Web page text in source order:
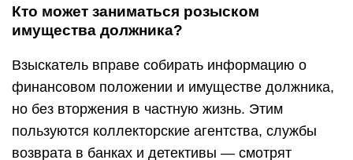
Кто может заниматься розыском
имущества должника?
Взыскатель вправе собирать информацию о
финансовом положении и имуществе должника,
но без вторжения в частную жизнь. Этим
пользуются коллекторские агентства, службы
возврата в банках и детективы — смотрят